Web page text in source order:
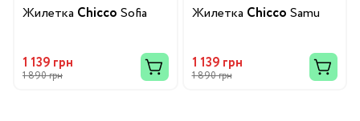
Жилетка Chicco Sofia
1 139 грн
1 890 грн
Жилетка Chicco Samu
1 139 грн
1 890 грн